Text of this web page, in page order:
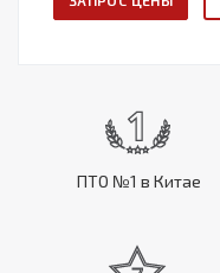
ПТО №1 в Китае